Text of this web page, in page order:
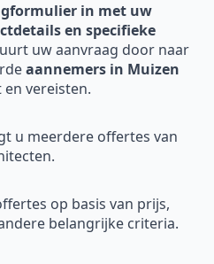
in met uw
en specifieke
uw aanvraag door naar
aannemers in Muizen
vereisten.
u meerdere offertes van
op basis van prijs,
belangrijke criteria.